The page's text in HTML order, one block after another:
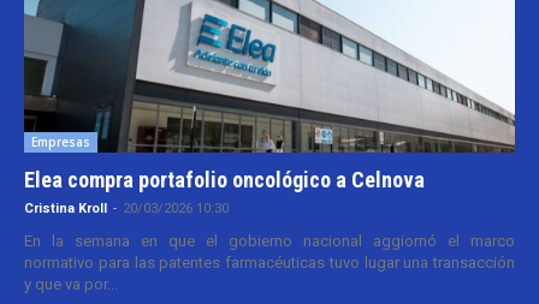
Empresas
Elea compra portafolio oncológico a Celnova
Cristina Kroll - 20/03/2026 10:30
En la semana en que el gobierno nacional aggiornó el marco
normativo para las patentes farmacéuticas tuvo lugar una transacción
y que va por...